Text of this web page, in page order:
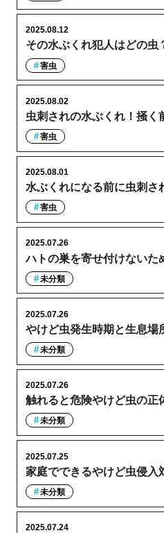
その水ぶくれ犯人はどの虫
2025.08.12
害虫
虫刺されの水ぶくれ！掻く
2025.08.02
害虫
水ぶくれになる前に虫刺さ
2025.08.01
害虫
ハトの巣を寄せ付けないた
2025.07.26
未分類
やけど虫発生時期と生息場
2025.07.26
未分類
触れると危険やけど虫の正
2025.07.26
未分類
家庭でできるやけど虫侵入
2025.07.25
未分類
2025.07.24